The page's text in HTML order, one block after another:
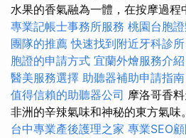
水果的香氣融為一體，在按摩過程
專業記帳士事務所服務 桃園台胞
團隊的推薦 快速找到附近牙科診所
胞證的申請方式 宜蘭外燴服務介紹
醫美服務選擇 助聽器補助申請指南
值得信賴的助聽器公司 摩洛哥香
非洲的辛辣氣味和神秘的東方氣味
台中專業產後護理之家 專業SEO